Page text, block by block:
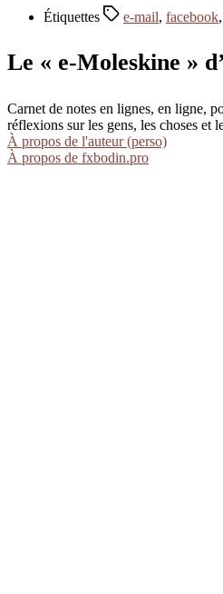
Étiquettes e-mail, facebook,
Le « e-Moleskine »
Carnet de notes en lignes, en ligne,
réflexions sur les gens, les choses et
À propos de l'auteur (perso)
À propos de fxbodin.pro